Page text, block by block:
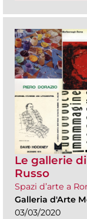
Le gallerie
Russo
Spazi d’arte a
Galleria d'Arte
03/03/2020